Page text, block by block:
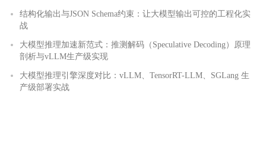
结构化输出与JSON Schema约束：让大模型输出可控的工程化实
战
大模型推理加速新范式：推测解码（Speculative Decoding）原理
剖析与vLLM生产级实现
大模型推理引擎深度对比：vLLM、TensorRT-LLM、SGLang 生
产级部署实战